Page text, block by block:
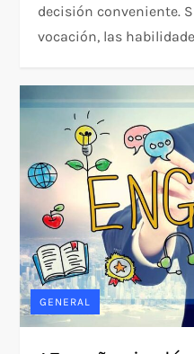
decisión conveniente.
vocación, las
GENERAL